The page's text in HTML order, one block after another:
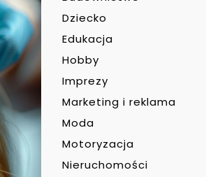
Dziecko
Edukacja
Hobby
Imprezy
Marketing i reklama
Moda
Motoryzacja
Nieruchomości